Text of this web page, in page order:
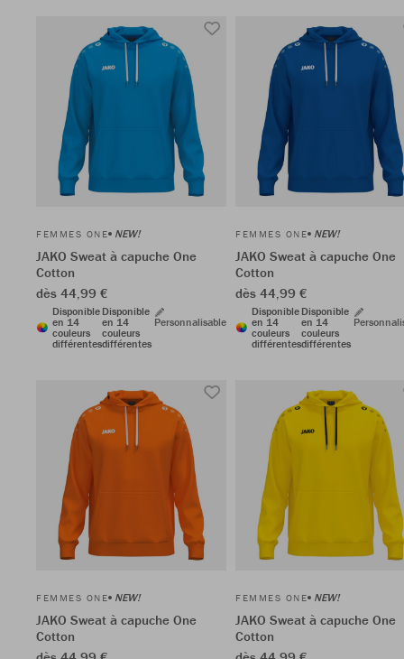
FEMMES ONE NEW!
JAKO Sweat à capuche One
Cotton
dès 44,99 €
Disponible
en 14
couleurs
différentes
Disponible
en 14
couleurs
différentes
Personnalisable
FEMMES ONE NEW!
JAKO Sweat à capuche One
Cotton
dès 44,99 €
Disponible
en 14
couleurs
différentes
Disponible
en 14
couleurs
différentes
FEMMES ONE NEW!
JAKO Sweat à capuche One
Cotton
FEMMES ONE NEW!
JAKO Sweat à capuche One
Cotton